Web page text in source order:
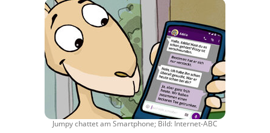
Jumpy chattet am Smartphone; Bild: Internet-ABC